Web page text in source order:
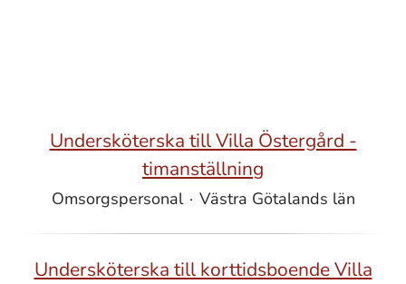
Undersköterska till Villa Östergård -
timanställning
Omsorgspersonal · Västra Götalands län
Undersköterska till korttidsboende Villa